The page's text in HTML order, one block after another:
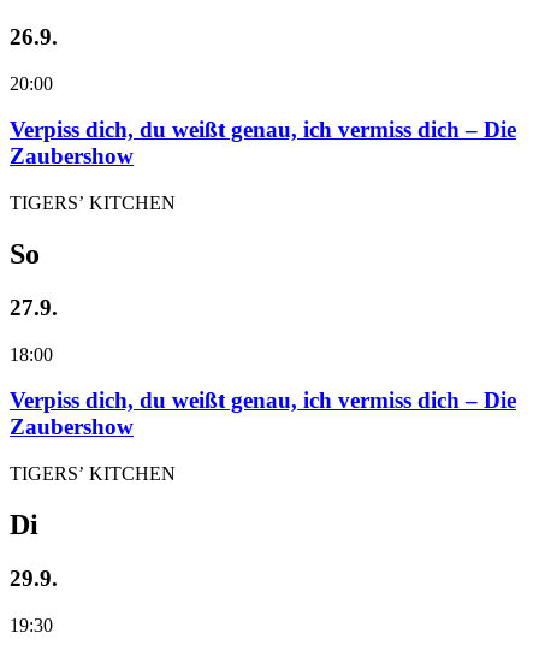
26.9.
20:00
Verpiss dich, du weißt genau, ich vermiss dich – Die
Zaubershow
TIGERS’ KITCHEN
So
27.9.
18:00
Verpiss dich, du weißt genau, ich vermiss dich – Die
Zaubershow
TIGERS’ KITCHEN
Di
29.9.
19:30